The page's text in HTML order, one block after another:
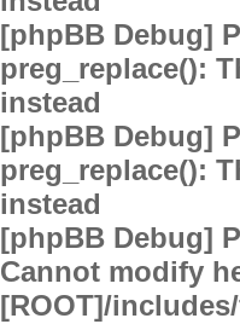
[phpBB Debug]
preg_replace():
instead
[phpBB Debug]
preg_replace():
instead
[phpBB Debug]
Cannot modify
[ROOT]/